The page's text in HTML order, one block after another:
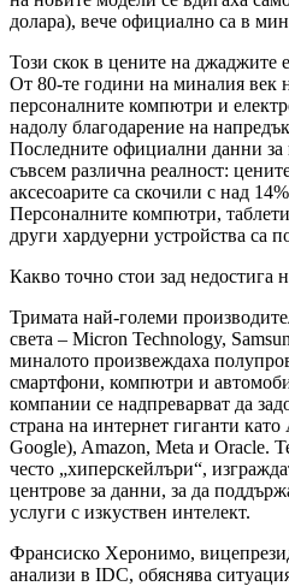
долара), вече официално са в
Този скок в цените на джаджите
От 80-те години на миналия век
персоналните компютри и
надолу благодарение на
Последните официални данни за
съвсем различна реалност:
аксесоарите са скочили с над
Персоналните компютри,
други хардуерни устройства са
Какво точно стои зад недостига
Тримата най-големи
света – Micron Technology,
миналото произвеждаха
смартфони, компютри и
компании се надпреварват да
страна на интернет гиганти
Google), Amazon, Meta и Oracle.
често „хиперскейлъри“,
центрове за данни, за да
услуги с изкуствен интелект.
Франсиско Херонимо,
анализи в IDC, обяснява